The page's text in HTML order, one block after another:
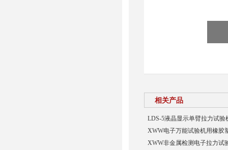
相关产品
LDS-5液晶显示单臂拉力试验
XWW电子万能试验机用橡胶
XWW非金属检测电子拉力试